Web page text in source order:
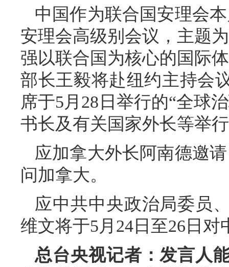
中国作为联合国安理会
安理会高级别会议，主题
强以联合国为核心的国际
部长王毅将赴纽约主持会
席于5月28日举行的“全球
书长及有关国家外长等举
应加拿大外长阿南德邀
问加拿大。
应中共中央政治局委员
维文将于5月24日至26日
总台央视记者：发言人